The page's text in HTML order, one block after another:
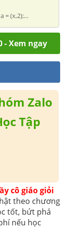
= (x,2);...
- Xem ngay
Zalo
Tập
cô giáo giỏi
theo chương
tốt, bứt phá
nếu học